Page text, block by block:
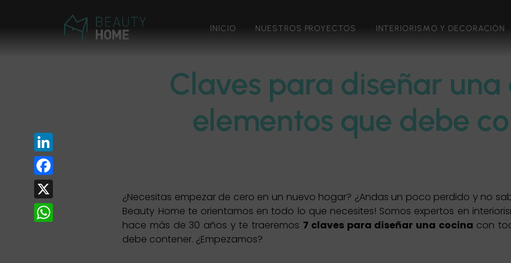
INICIO NUESTROS PROYECTOS INTERIORISMO Y DECORACIÓN
Claves para diseñar una
elementos que debe
¿Necesitas empezar de cero en un nuevo hogar? ¿Andas un poco perdido y no
Beauty Home te orientamos en todo lo que necesites! Somos expertos en
hace más de 30 años y te traeremos 7 claves para diseñar una cocina con
debe contener. ¿Empezamos?
LinkedIn
Facebook
X